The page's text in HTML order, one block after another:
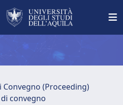
(Proceeding)
convegno